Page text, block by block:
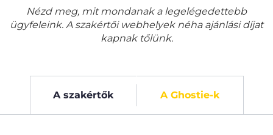
Nézd meg, mit mondanak a legelégedettebb
ügyfeleink. A szakértői webhelyek néha ajánlási díjat
kapnak tőlünk.
A szakértők A Ghostie-k